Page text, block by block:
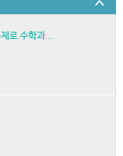
로 수학과...